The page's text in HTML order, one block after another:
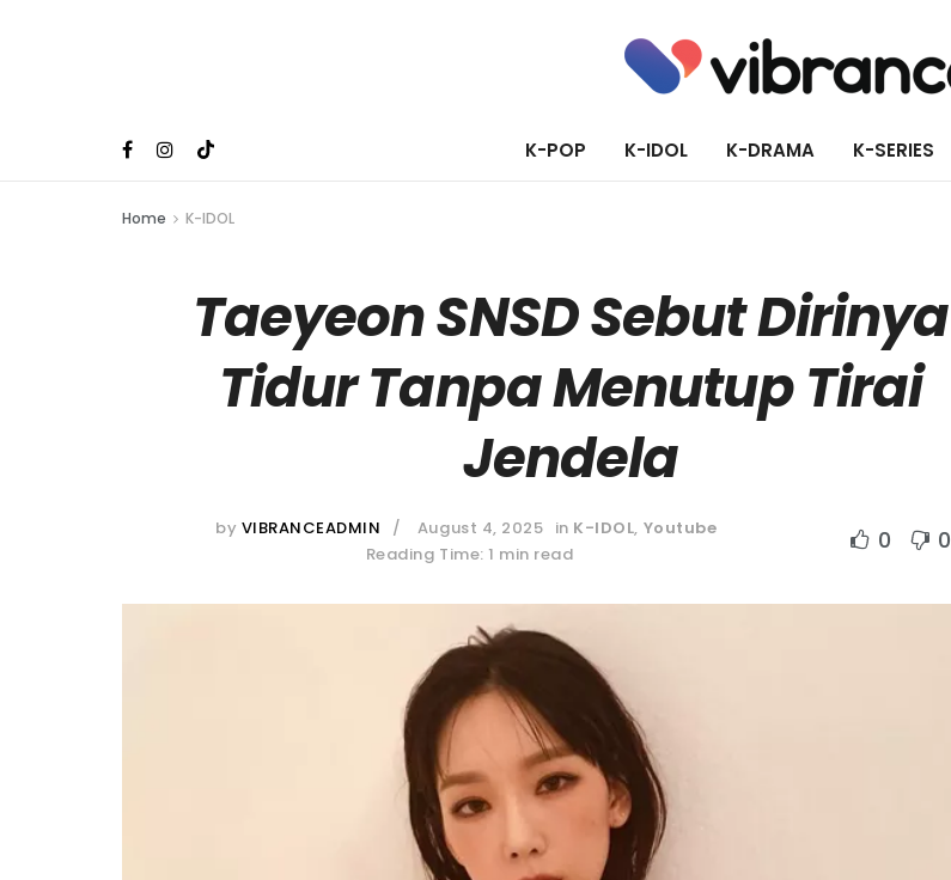
K-POP K-IDOL K-DRAMA K-SERIES
Home K-IDOL
Taeyeon SNSD Sebut Dirinya
Tidur Tanpa Menutup Tirai
Jendela
by VIBRANCEADMIN August 4, 2025 in K-IDOL, Youtube
Reading Time: 1 min read
0 0